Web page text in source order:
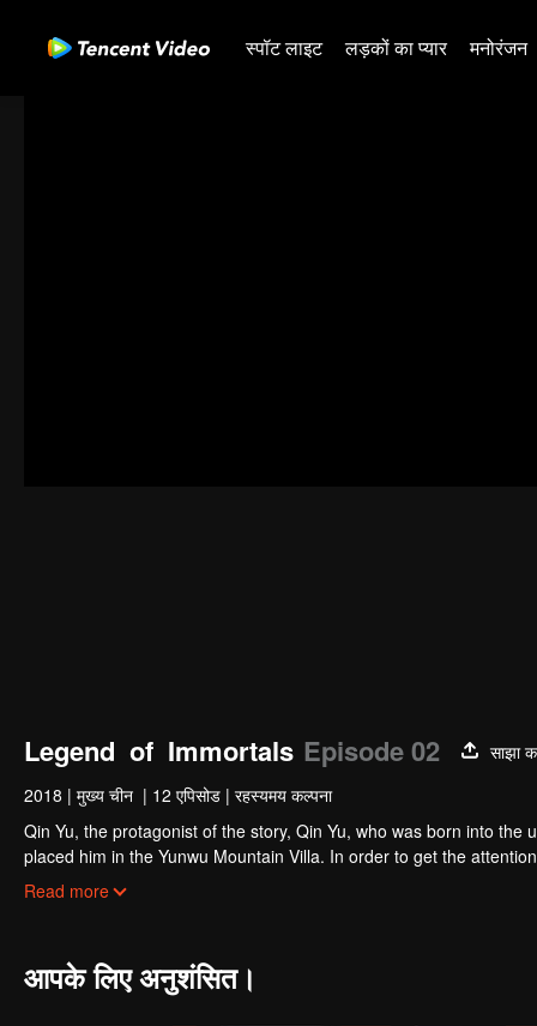
स्पॉट लाइट लड़कों का प्यार मनोरंजन
Legend of Immortals Episode 02
साझा
2018 | मुख्य चीन | 12 एपिसोड | रहस्यमय कल्पना
Qin Yu, the protagonist of the story, Qin Yu, who was born into
placed him in the Yunwu Mountain Villa. In order to get the
Yunxing as a teacher, he opened a difficult external practice.
Read more
आपके लिए अनुशंसित।